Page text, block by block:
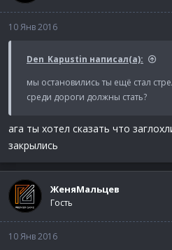
10 Янв 2016
Den_Kapustin написал(а):
мы остановились ты ещё стал
среди дороги должны стать?
ага ты хотел сказать что
закрылись
ЖеняМальцев
Гость
10 Янв 2016